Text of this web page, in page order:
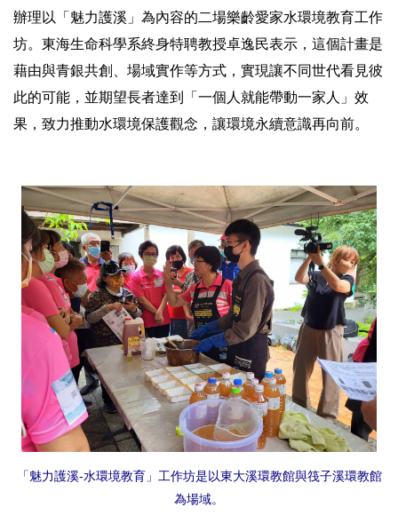
辦理以「魅力護溪」為內容的二場樂齡愛家水環境教育工作
坊。東海生命科學系終身特聘教授卓逸民表示，這個計畫是
藉由與青銀共創、場域實作等方式，實現讓不同世代看見彼
此的可能，並期望長者達到「一個人就能帶動一家人」效
果，致力推動水環境保護觀念，讓環境永續意識再向前。
「魅力護溪-水環境教育」工作坊是以東大溪環教館與筏子溪環教館
為場域。